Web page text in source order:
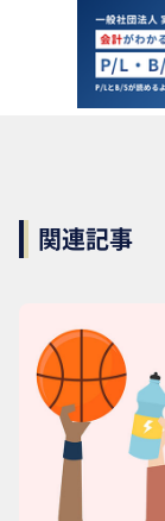
関連記事